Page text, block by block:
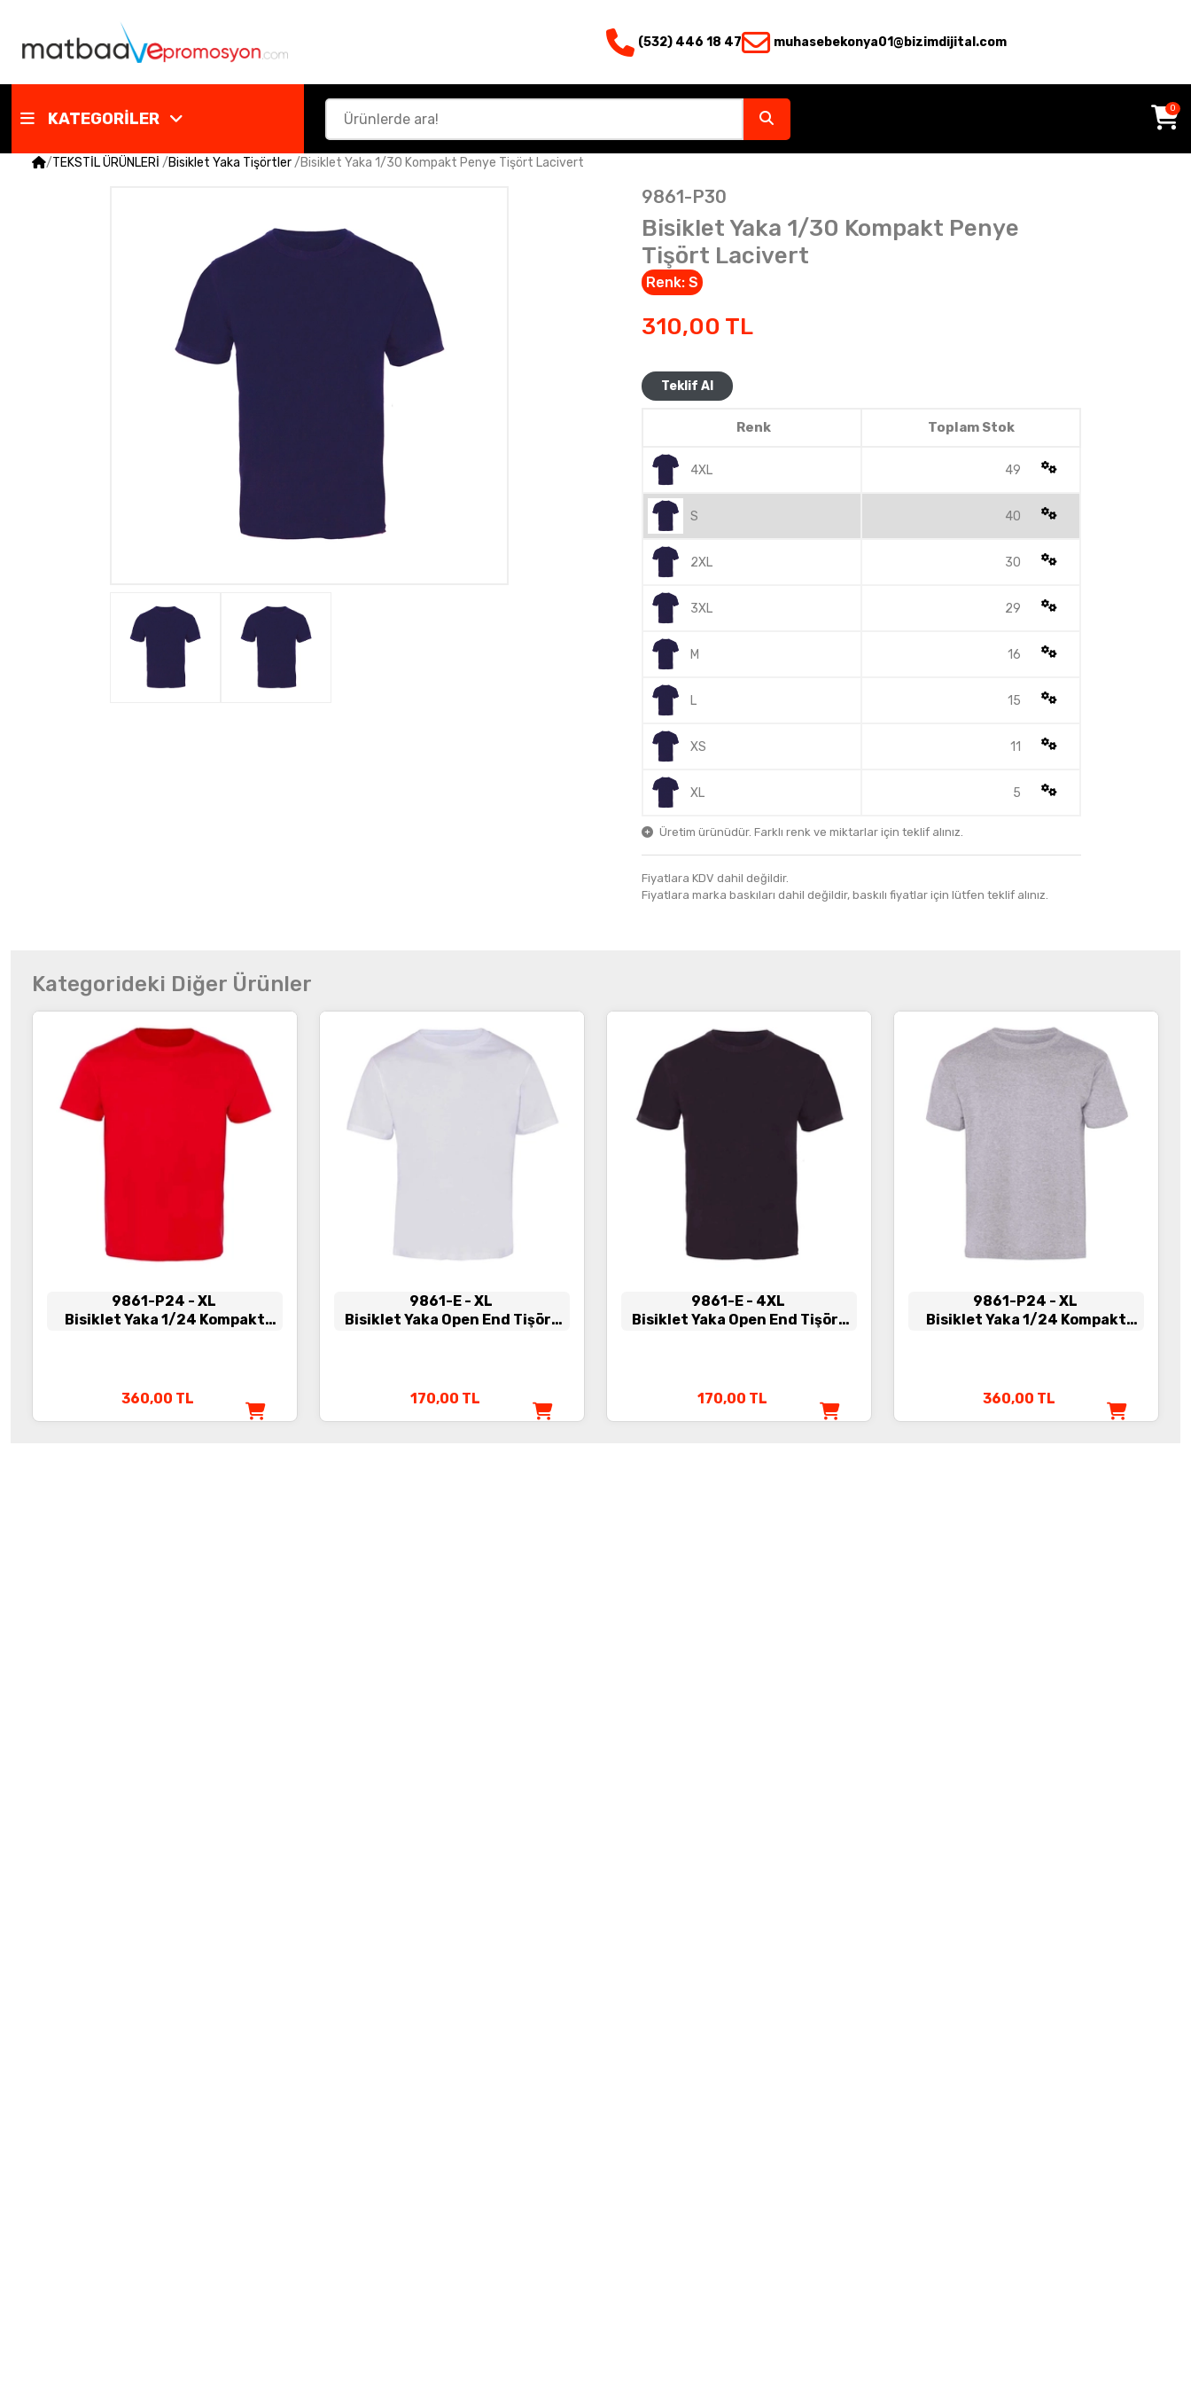
(532) 446 18 47 muhasebekonya01@bizimdijital.com
KATEGORİLER
0
/TEKSTİL ÜRÜNLERİ /Bisiklet Yaka Tişörtler/Bisiklet Yaka 1/30 Kompakt Penye Tişört Lacivert
9861-P30
Bisiklet Yaka 1/30 Kompakt Penye
Tişört Lacivert
Renk: S
310,00 TL
Teklif Al
Renk Toplam Stok
4XL 49
S 40
2XL 30
3XL 29
M 16
L 15
XS 11
XL 5
Üretim ürünüdür. Farklı renk ve miktarlar için teklif alınız.
Fiyatlara KDV dahil değildir.
Fiyatlara marka baskıları dahil değildir, baskılı fiyatlar için lütfen teklif alınız.
Kategorideki Diğer Ürünler
9861-P24 - XL
Bisiklet Yaka 1/24 Kompakt
360,00 TL
9861-E - XL
Bisiklet Yaka Open End Tişört
170,00 TL
9861-E - 4XL
Bisiklet Yaka Open End Tişört
170,00 TL
9861-P24 - XL
Bisiklet Yaka 1/24 Kompakt
360,00 TL